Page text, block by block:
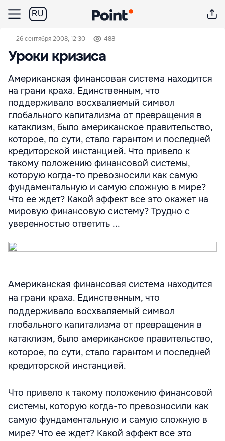
RU
26 сентября 2008, 12:30 488
Уроки кризиса
Американская финансовая система находится
на грани краха. Единственным, что
поддерживало восхваляемый символ
глобального капитализма от превращения в
катаклизм, было американское правительство,
которое, по сути, стало гарантом и последней
кредиторской инстанцией. Что привело к
такому положению финансовой системы,
которую когда-то превозносили как самую
фундаментальную и самую сложную в мире?
Что ее ждет? Какой эффект все это окажет на
мировую финансовую систему? Трудно с
уверенностью ответить ...
Американская финансовая система находится
на грани краха. Единственным, что
поддерживало восхваляемый символ
глобального капитализма от превращения в
катаклизм, было американское правительство,
которое, по сути, стало гарантом и последней
кредиторской инстанцией.
Что привело к такому положению финансовой
системы, которую когда-то превозносили как
самую фундаментальную и самую сложную в
мире? Что ее ждет? Какой эффект все это